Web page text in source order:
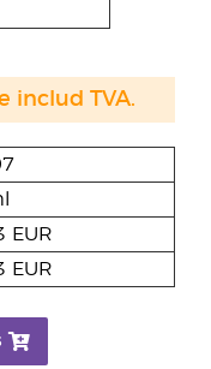
EUR
EUR
includ TVA.